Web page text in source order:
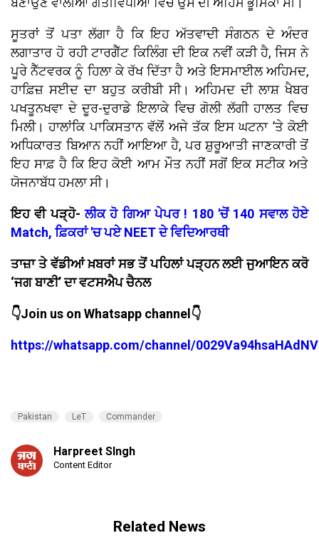
ਸੂਤਰਾਂ ਤੋਂ ਪਤਾ ਲੱਗਾ ਹੈ ਕਿ ਇਹ ਅੱਤਵਾਦੀ ਸੰਗਠਨ ਦੇ ਅੰਦਰ
ਲਗਾਤਾਰ ਹੋ ਰਹੀ ਟਾਰਗੈੱਟ ਕਿਲਿੰਗ ਦੀ ਇਕ ਨਵੀਂ ਕੜੀ ਹੈ, ਜਿਸ ਨੇ
ਪੂਰੇ ਨੈੱਟਵਰਕ ਨੂੰ ਹਿਲਾ ਕੇ ਰੱਖ ਦਿੱਤਾ ਹੈ ਅਤੇ ਇਸਮਾਈਲ ਅਹਿਮਦ,
ਹਾਫ਼ਿਜ਼ ਸਈਦ ਦਾ ਬਹੁਤ ਕਰੀਬੀ ਸੀ। ਅਹਿਮਦ ਦੀ ਲਾਸ਼ ਖੈਬਰ
ਪਖਤੂਨਖਵਾ ਦੇ ਦੂਰ-ਦੁਰਾਡੇ ਇਲਾਕੇ ਵਿਚ ਗੋਲੀ ਲੱਗੀ ਹਾਲਤ ਵਿਚ
ਮਿਲੀ। ਹਾਲਾਂਕਿ ਪਾਕਿਸਤਾਨ ਵੱਲੋਂ ਅਜੇ ਤੱਕ ਇਸ ਘਟਨਾ ’ਤੇ ਕੋਈ
ਅਧਿਕਾਰਤ ਬਿਆਨ ਨਹੀਂ ਆਇਆ ਹੈ, ਪਰ ਸ਼ੁਰੂਆਤੀ ਜਾਣਕਾਰੀ ਤੋਂ
ਇਹ ਸਾਫ਼ ਹੈ ਕਿ ਇਹ ਕੋਈ ਆਮ ਮੌਤ ਨਹੀਂ ਸਗੋਂ ਇਕ ਸਟੀਕ ਅਤੇ
ਯੋਜਨਾਬੱਧ ਹਮਲਾ ਸੀ।
ਇਹ ਵੀ ਪੜ੍ਹੋ-ਲੀਕ ਹੋ ਗਿਆ ਪੇਪਰ ! 180 'ਚੋਂ 140 ਸਵਾਲ ਹੋਏ
Match, ਫ਼ਿਕਰਾਂ 'ਚ ਪਏ NEET ਦੇ ਵਿਦਿਆਰਥੀ
ਤਾਜ਼ਾ ਤੇ ਵੱਡੀਆਂ ਖ਼ਬਰਾਂ ਸਭ ਤੋਂ ਪਹਿਲਾਂ ਪੜ੍ਹਨ ਲਈ ਜੁਆਇਨ ਕਰੋ
‘ਜਗ ਬਾਣੀ’ ਦਾ ਵਟਸਐਪ ਚੈਨਲ
👇Join us on Whatsapp channel👇
https://whatsapp.com/channel/
Pakistan LeT Commander
Harpreet SIngh
Content Editor
Related News